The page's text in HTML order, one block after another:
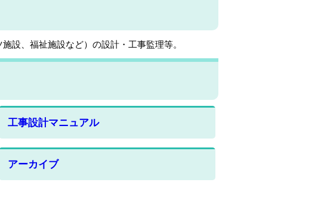
設、福祉施設など）の設計・工事監理等。
工事設計マニュアル
アーカイブ